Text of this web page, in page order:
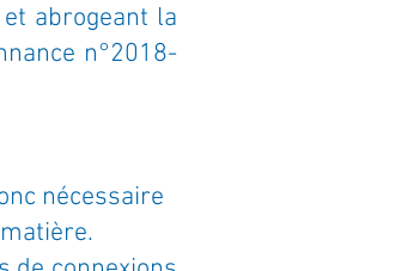
abrogeant la
n°2018-
nécessaire